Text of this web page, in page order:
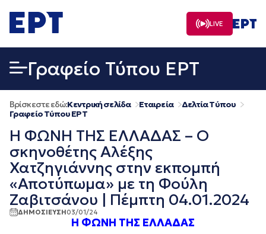
σε
περιεχόμενο
LIVE
Γραφείο Τύπου ΕΡΤ
Βρίσκεστε εδώ:Κεντρική σελίδα Εταιρεία
Δελτία Τύπου
Γραφείο Τύπου ΕΡΤ
Η ΦΩΝΗ ΤΗΣ ΕΛΛΑΔΑΣ – Ο
σκηνοθέτης Αλέξης
Χατζηγιάννης στην εκπομπή
«Αποτύπωμα» με τη Φούλη
Ζαβιτσάνου | Πέμπτη 04.01.2024
ΔΗΜΟΣΙΕΥΣΗ03/01/24
Η ΦΩΝΗ ΤΗΣ ΕΛΛΑΔΑΣ